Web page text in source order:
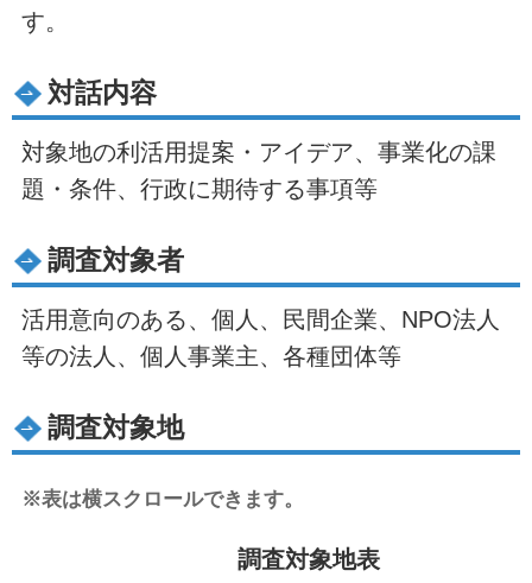
す。
対話内容
対象地の利活用提案・アイデア、事業化の課
題・条件、行政に期待する事項等
調査対象者
活用意向のある、個人、民間企業、NPO法人
等の法人、個人事業主、各種団体等
調査対象地
※表は横スクロールできます。
調査対象地表